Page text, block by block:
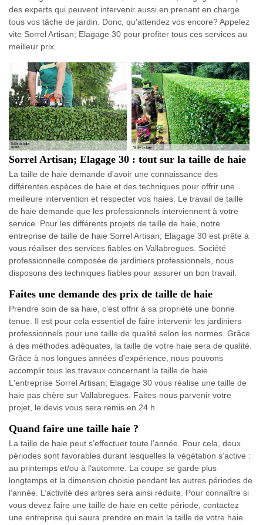
des experts qui peuvent intervenir aussi en prenant en charge
tous vos tâche de jardin. Donc, qu'attendez vos encore? Appelez
vite Sorrel Artisan; Elagage 30 pour profiter tous ces services au
meilleur prix.
Sorrel Artisan; Elagage 30 : tout sur la taille de haie
La taille de haie demande d'avoir une connaissance des
différentes espèces de haie et des techniques pour offrir une
meilleure intervention et respecter vos haies. Le travail de taille
de haie demande que les professionnels interviennent à votre
service. Pour les différents projets de taille de haie, notre
entreprise de taille de haie Sorrel Artisan; Elagage 30 est prête à
vous réaliser des services fiables en Vallabregues. Société
professionnelle composée de jardiniers professionnels, nous
disposons des techniques fiables pour assurer un bon travail.
Faites une demande des prix de taille de haie
Prendre soin de sa haie, c’est offrir à sa propriété une bonne
tenue. Il est pour cela essentiel de faire intervenir les jardiniers
professionnels pour une taille de qualité selon les normes. Grâce
à des méthodes adéquates, la taille de votre haie sera de qualité.
Grâce à nos longues années d’expérience, nous pouvons
accomplir tous les travaux concernant la taille de haie.
L'entreprise Sorrel Artisan; Elagage 30 vous réalise une taille de
haie pas chère sur Vallabregues. Faites-nous parvenir votre
projet, le devis vous sera remis en 24 h.
Quand faire une taille haie ?
La taille de haie peut s’effectuer toute l’année. Pour cela, deux
périodes sont favorables durant lesquelles la végétation s’active :
au printemps et/ou à l’automne. La coupe se garde plus
longtemps et la dimension choisie pendant les autres périodes de
l’année. L’activité des arbres sera ainsi réduite. Pour connaître si
vous devez faire une taille de haie en cette période, contactez
une entreprise qui saura prendre en main la taille de votre haie